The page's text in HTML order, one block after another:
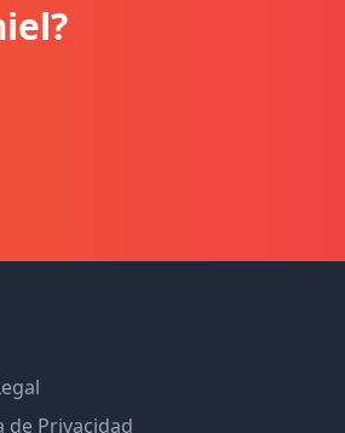
de Privacidad